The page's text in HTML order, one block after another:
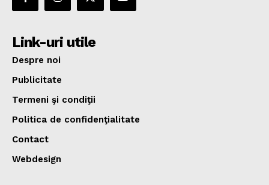
Link-uri utile
Despre noi
Publicitate
Termeni şi condiţii
Politica de confidenţialitate
Contact
Webdesign